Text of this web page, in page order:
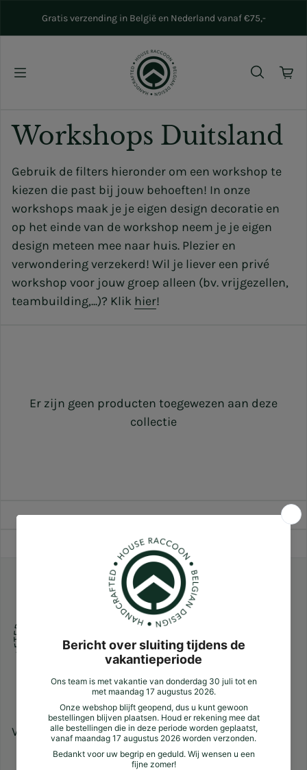
Gratis verzending in België en Nederland vanaf €75,-
Workshops Duitsland
Gebruik de filters hieronder om een workshop te
kiezen die past bij jouw behoeften! In onze
workshops maak je je eigen design decoratie en
op het einde van de workshop neem je je eigen
design meteen mee naar huis. Plezier en
verwondering verzekerd! Wil je liever een privé
workshop voor jouw groep alleen (bv. vrijgezellen,
teambuilding,...)? Klik hier!
Er zijn geen producten toegewezen aan deze
collectie
Volg ons